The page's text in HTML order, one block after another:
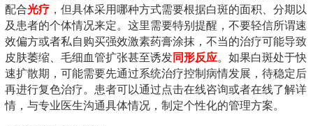
配合光疗 ，但具体采用哪种方式需要根据白斑的面积、分期以
及患者的个体情况来定。这里需要特别提醒，不要轻信所谓速
效偏方或者私自购买强效激素药膏涂抹，不当的治疗可能导致
皮肤萎缩、毛细血管扩张甚至诱发同形反应。如果白斑处于快
速扩散期，可能需要先通过系统治疗控制病情发展，待稳定后
再进行复色治疗。患者可以通过点击在线咨询或者在线了解详
情，与专业医生沟通具体情况，制定个性化的管理方案。